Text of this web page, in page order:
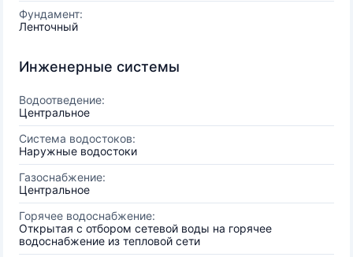
Фундамент:
Ленточный
Инженерные системы
Водоотведение:
Центральное
Система водостоков:
Наружные водостоки
Газоснабжение:
Центральное
Горячее водоснабжение:
Открытая с отбором сетевой воды на горячее
водоснабжение из тепловой сети